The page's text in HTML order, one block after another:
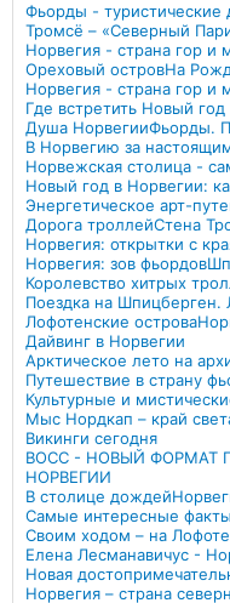
Фьорды - туристические
Тромсё – «Северный
Норвегия - страна гор и
Ореховый островНа
Норвегия - страна гор и
Где встретить Новый
Душа НорвегииФьорды.
В Норвегию за
Норвежская столица -
Новый год в Норвегии:
Энергетическое арт-
Дорога троллейСтена
Норвегия: открытки с
Норвегия: зов фьордов
Королевство хитрых
Поездка на Шпицберген.
Лофотенские острова
Дайвинг в Норвегии
Арктическое лето на
Путешествие в страну
Культурные и
Мыс Нордкап – край
Викинги сегодня
ВОСС - НОВЫЙ ФОРМАТ
НОРВЕГИИ
В столице дождей
Самые интересные
Своим ходом – на
Елена Лесманавичус -
Новая
Норвегия – страна